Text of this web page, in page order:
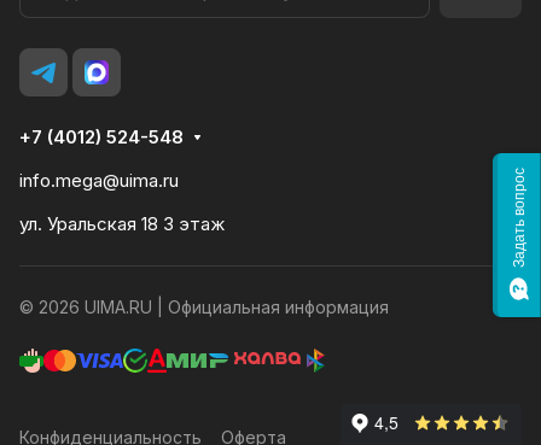
+7 (4012) 524-548
info.mega@uima.ru
ул. Уральская 18 3 этаж
© 2026 UIMA.RU | Официальная информация
Конфиденциальность Оферта
Задать вопрос